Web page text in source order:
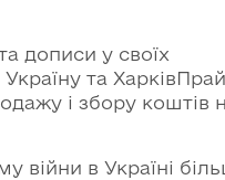
дописи у своїх
та
і збору коштів
війни в Україні